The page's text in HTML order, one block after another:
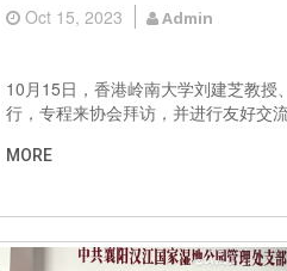
Oct 15, 2023 Admin
10月15日，香港岭南大学刘建芝教授
行，专程来协会拜访，并进行友好交
MORE